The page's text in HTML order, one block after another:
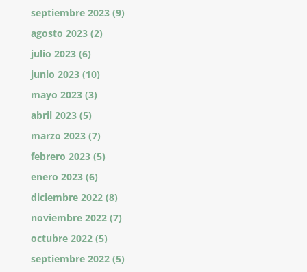
septiembre 2023(9)
agosto 2023(2)
julio 2023(6)
junio 2023(10)
mayo 2023(3)
abril 2023(5)
marzo 2023(7)
febrero 2023(5)
enero 2023(6)
diciembre 2022(8)
noviembre 2022(7)
octubre 2022(5)
septiembre 2022(5)